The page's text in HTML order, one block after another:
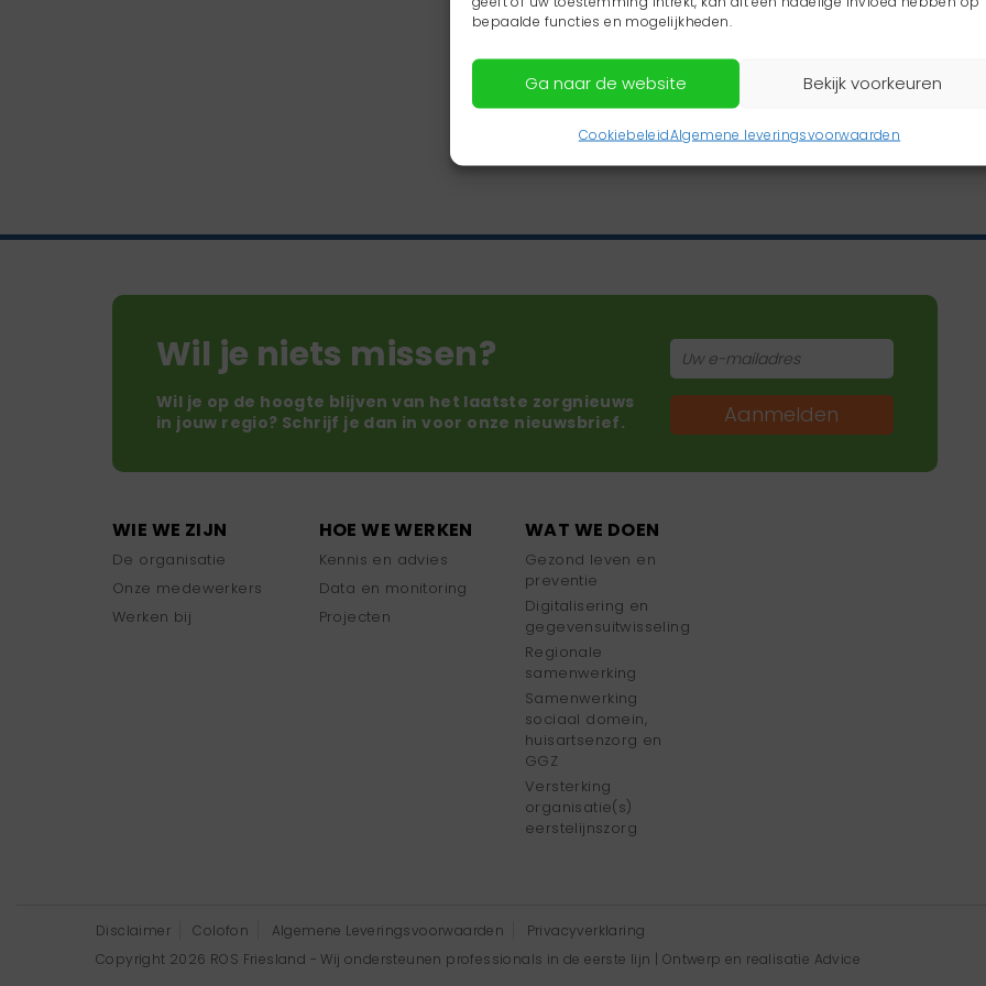
bepaalde functies en mogelijkheden.
Ga naar de website Bekijk voorkeuren
CookiebeleidAlgemene leveringsvoorwaarden
Wil je niets missen?
Wil je op de hoogte blijven van het laatste zorgnieuws
in jouw regio? Schrijf je dan in voor onze nieuwsbrief.
Aanmelden
WIE WE ZIJN
De organisatie
Onze medewerkers
Werken bij
HOE WE WERKEN
Kennis en advies
Data en monitoring
Projecten
WAT WE DOEN
Gezond leven en
preventie
Digitalisering en
gegevensuitwisseling
Regionale
samenwerking
Samenwerking
sociaal domein,
huisartsenzorg en
GGZ
Versterking
organisatie(s)
eerstelijnszorg
Disclaimer Colofon Algemene Leveringsvoorwaarden
Privacyverklaring
Copyright 2026 ROS Friesland - Wij ondersteunen professionals in de eerste lijn | Ontwerp en realisatie Advice